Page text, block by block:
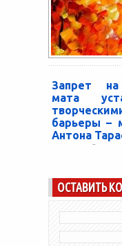
Запрет на
мата
барьеры –
Антона
Вступивший в
публичном
ОСТАВИТЬ